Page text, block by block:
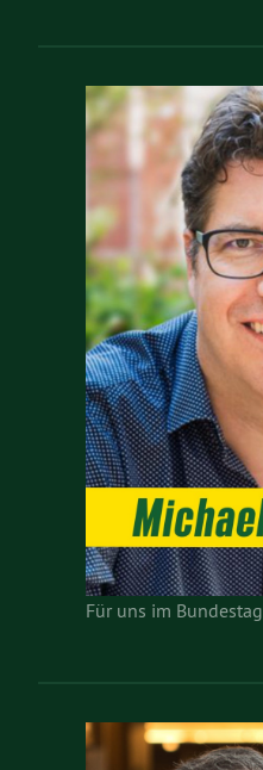
Für uns im Bundestag